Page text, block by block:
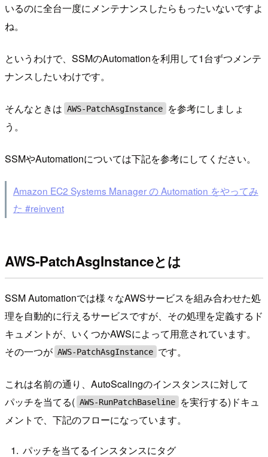
いるのに全台一度にメンテナンスしたらもったいないですよ
ね。
というわけで、SSMのAutomationを利用して1台ずつメンテ
ナンスしたいわけです。
そんなときは AWS-PatchAsgInstance
を参考にしましょ
う。
SSMやAutomationについては下記を参考にしてください。
Amazon EC2 Systems Manager の Automation をやってみ
た #reinvent
AWS-PatchAsgInstanceとは
SSM Automationでは様々なAWSサービスを組み合わせた処
理を自動的に行えるサービスですが、その処理を定義するド
キュメントが、いくつかAWSによって用意されています。
その一つが AWS-PatchAsgInstance です。
これは名前の通り、AutoScalingのインスタンスに対して
パッチを当てる( AWS-RunPatchBaseline
を実行する)ドキュ
メントで、下記のフローになっています。
パッチを当てるインスタンスにタグ